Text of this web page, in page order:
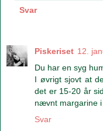
Svar
Piskeriset 12.
Du har en syg
I øvrigt sjovt at
det er 15-20 år
nævnt margarine
Svar